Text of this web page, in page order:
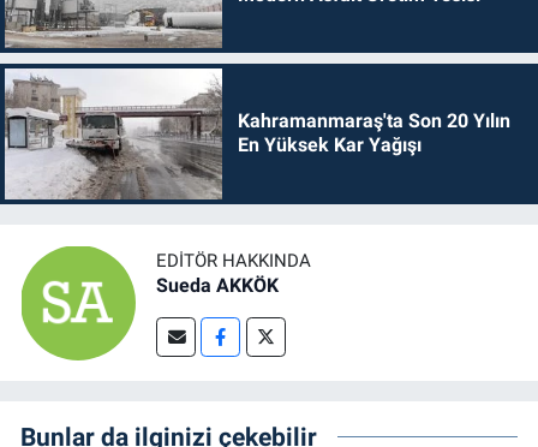
Kahramanmaraş'ta Son 20 Yılın
En Yüksek Kar Yağışı
EDITÖR HAKKINDA
Sueda AKKÖK
Bunlar da ilginizi çekebilir